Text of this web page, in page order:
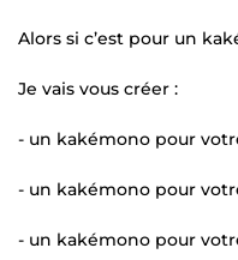
Alors si c’est pour un
Je vais vous créer :
- un kakémono pour
- un kakémono pour
- un kakémono pour